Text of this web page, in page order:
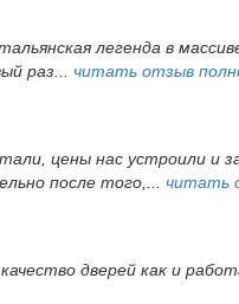
легенда в
раз... читать отзыв
цены нас устроили и
после того,... читать
дверей как и